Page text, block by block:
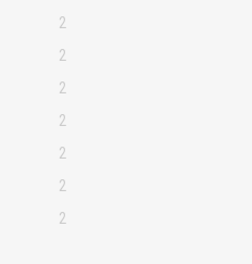
2
2
2
2
2
2
2